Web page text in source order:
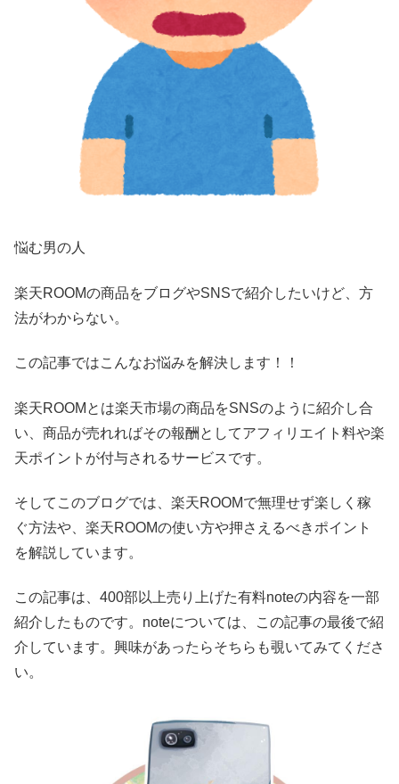
悩む男の人
楽天ROOMの商品をブログやSNSで紹介したいけど、方
法がわからない。
この記事ではこんなお悩みを解決します！！
楽天ROOMとは楽天市場の商品をSNSのように紹介し合
い、商品が売れればその報酬としてアフィリエイト料や楽
天ポイントが付与されるサービスです。
そしてこのブログでは、楽天ROOMで無理せず楽しく稼
ぐ方法や、楽天ROOMの使い方や押さえるべきポイント
を解説しています。
この記事は、400部以上売り上げた有料noteの内容を一部
紹介したものです。noteについては、この記事の最後で紹
介しています。興味があったらそちらも覗いてみてくださ
い。